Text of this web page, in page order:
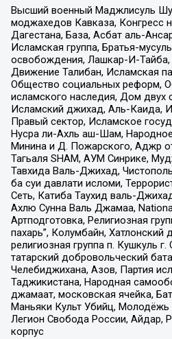
Высший военный Маджлисуль
моджахедов Кавказа, Конгресс
Дагестана, База, Асбат аль-
Исламская группа, Братья-
освобождения, Лашкар-И-Тайба,
Движение Талибан, Исламская
Общество социальных реформ,
исламского наследия, Дом
Исламский джихад, Аль-Каида,
Правый сектор, Исламское
Нусра ли-Ахль аш-Шам,
Минина и Д. Пожарского, Аджр
Тагьаля SHAM, АУМ Синрике,
Тавхида Валь-Джихад,
ба суи давлати исломи,
Сеть, Катиба Таухид валь-
Ахлю Сунна Валь Джамаа,
Артподготовка, Религиозная
пахарь”, Колумбайн, Хатлонский
религиозная группа п. Кушкуль
татарский добровольческий
Челебиджихана, Азов, Партия
Таджикистана, Народная
джамаат, московская ячейка,
Маньяки Культ Убийц, Молодёжь
Легион Свобода России, Айдар,
корпус